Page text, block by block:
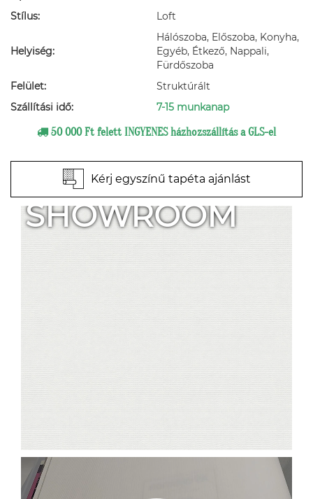
Stílus:
Loft
Helyiség:
Hálószoba, Előszoba, Konyha,
Egyéb, Étkező, Nappali,
Fürdőszoba
Felület:
Struktúrált
Szállítási idő:
7-15 munkanap
50 000 Ft felett INGYENES házhozszállítás a GLS-el
Kérj egyszínű tapéta ajánlást
SHOWROOM